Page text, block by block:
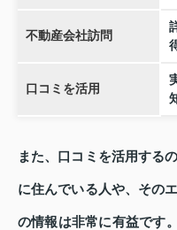
不動産会社訪問
口コミを活用
また、口コミを活用する
に住んでいる人や、その
の情報は非常に有益です